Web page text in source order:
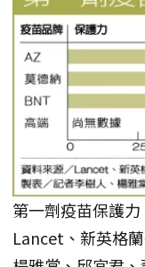
第一劑疫苗保護
Lancet、新英格